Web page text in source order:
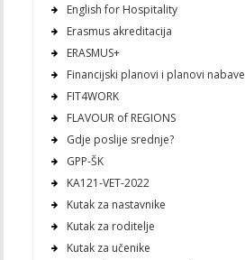
English for Hospitality
Erasmus akreditacija
ERASMUS+
Financijski planovi i planovi nabave
FIT4WORK
FLAVOUR of REGIONS
Gdje poslije srednje?
GPP-ŠK
KA121-VET-2022
Kutak za nastavnike
Kutak za roditelje
Kutak za učenike